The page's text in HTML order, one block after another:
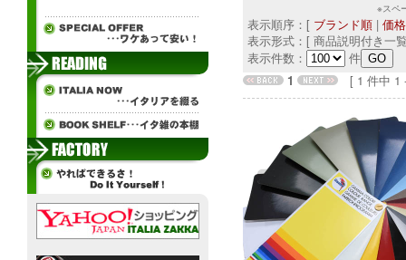
※スペ
表示順序：[ ブランド順| 価
表示形式：[ 商品説明付き一
表示件数：
件
1
[ 1 件中 1